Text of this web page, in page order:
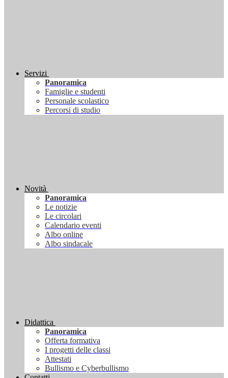
Servizi
Panoramica
Famiglie e studenti
Personale scolastico
Percorsi di studio
Novità
Panoramica
Le notizie
Le circolari
Calendario eventi
Albo online
Albo sindacale
Didattica
Panoramica
Offerta formativa
I progetti delle classi
Attestati
Bullismo e Cyberbullismo